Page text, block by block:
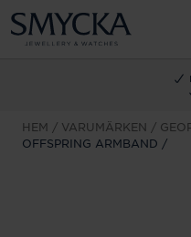
HEM VARUMÄRKEN
OFFSPRING ARMBAND